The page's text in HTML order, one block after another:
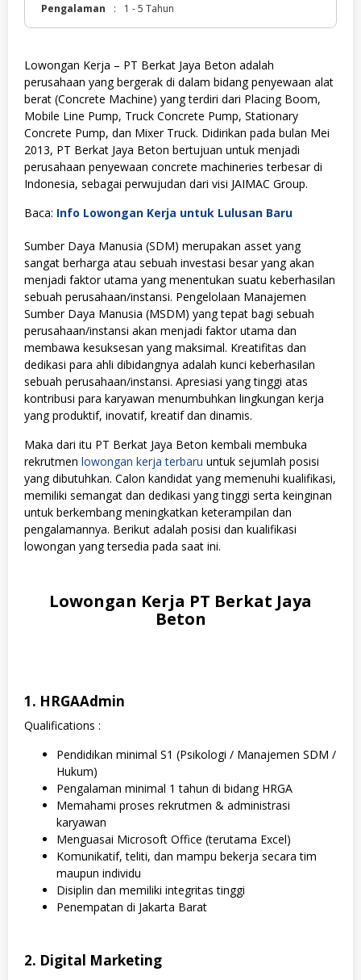
Pengalaman : 1 - 5 Tahun
Lowongan Kerja – PT Berkat Jaya Beton adalah
perusahaan yang bergerak di dalam bidang penyewaan alat
berat (Concrete Machine) yang terdiri dari Placing Boom,
Mobile Line Pump, Truck Concrete Pump, Stationary
Concrete Pump, dan Mixer Truck. Didirikan pada bulan Mei
2013, PT Berkat Jaya Beton bertujuan untuk menjadi
perusahaan penyewaan concrete machineries terbesar di
Indonesia, sebagai perwujudan dari visi JAIMAC Group.
Baca: Info Lowongan Kerja untuk Lulusan Baru
Sumber Daya Manusia (SDM) merupakan asset yang
sangat berharga atau sebuah investasi besar yang akan
menjadi faktor utama yang menentukan suatu keberhasilan
sebuah perusahaan/instansi. Pengelolaan Manajemen
Sumber Daya Manusia (MSDM) yang tepat bagi sebuah
perusahaan/instansi akan menjadi faktor utama dan
membawa kesuksesan yang maksimal. Kreatifitas dan
dedikasi para ahli dibidangnya adalah kunci keberhasilan
sebuah perusahaan/instansi. Apresiasi yang tinggi atas
kontribusi para karyawan menumbuhkan lingkungan kerja
yang produktif, inovatif, kreatif dan dinamis.
Maka dari itu PT Berkat Jaya Beton kembali membuka
rekrutmen lowongan kerja terbaru untuk sejumlah posisi
yang dibutuhkan. Calon kandidat yang memenuhi kualifikasi,
memiliki semangat dan dedikasi yang tinggi serta keinginan
untuk berkembang meningkatkan keterampilan dan
pengalamannya. Berikut adalah posisi dan kualifikasi
lowongan yang tersedia pada saat ini.
Lowongan Kerja PT Berkat Jaya
Beton
1. HRGAAdmin
Qualifications :
Pendidikan minimal S1 (Psikologi / Manajemen SDM /
Hukum)
Pengalaman minimal 1 tahun di bidang HRGA
Memahami proses rekrutmen & administrasi
karyawan
Menguasai Microsoft Office (terutama Excel)
Komunikatif, teliti, dan mampu bekerja secara tim
maupun individu
Disiplin dan memiliki integritas tinggi
Penempatan di Jakarta Barat
2. Digital Marketing